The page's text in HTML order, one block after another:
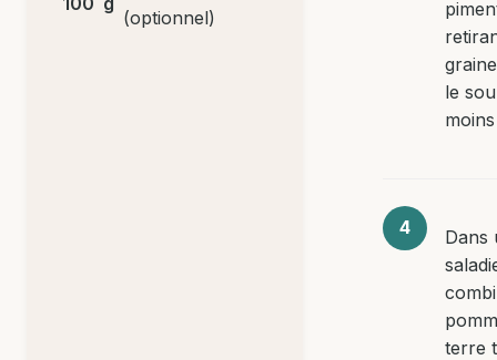
(optionnel)
le
Dans
terre